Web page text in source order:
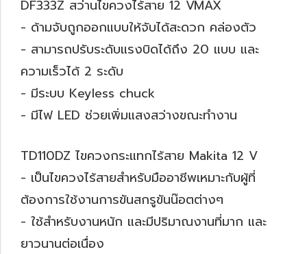
DF333Z สว่านไขควงไร้สาย 12 VMAX
- ด้ามจับถูกออกแบบให้จับได้สะดวก คล่องตัว
- สามารถปรับระดับแรงบิดได้ถึง 20 แบบ และ
ความเร็วได้ 2 ระดับ
- มีระบบ Keyless chuck
- มีไฟ LED ช่วยเพิ่มแสงสว่างขณะทำงาน
TD110DZ ไขควงกระแทกไร้สาย Makita 12 V
- เป็นไขควงไร้สายสำหรับมืออาชีพเหมาะกับผู้ที่
ต้องการใช้งานการขันสกรูขันน๊อตต่างๆ
- ใช้สำหรับงานหนัก และมีปริมาณงานที่มาก และ
ยาวนานต่อเนื่อง